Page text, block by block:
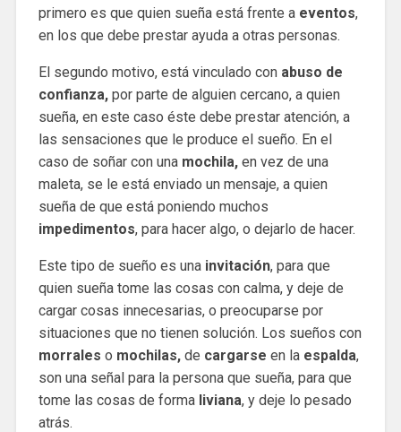
primero es que quien sueña está frente a eventos,
en los que debe prestar ayuda a otras personas.
El segundo motivo, está vinculado con abuso de
confianza, por parte de alguien cercano, a quien
sueña, en este caso éste debe prestar atención, a
las sensaciones que le produce el sueño. En el
caso de soñar con unamochila, en vez de una
maleta, se le está enviado un mensaje, a quien
sueña de que está poniendo muchos
impedimentos, para hacer algo, o dejarlo de hacer.
Este tipo de sueño es una invitación, para que
quien sueña tome las cosas con calma, y deje de
cargar cosas innecesarias, o preocuparse por
situaciones que no tienen solución. Los sueños con
morrales o mochilas,de cargarse en la espalda,
son una señal para la persona que sueña, para que
tome las cosas de forma liviana, y deje lo pesado
atrás.